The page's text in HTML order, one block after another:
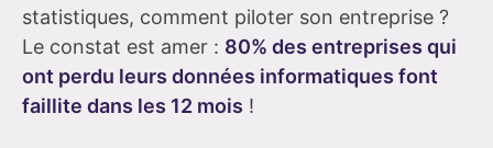
statistiques, comment piloter son entreprise ?
Le constat est amer : 80% des entreprises qui
ont perdu leurs données informatiques font
faillite dans les 12 mois !